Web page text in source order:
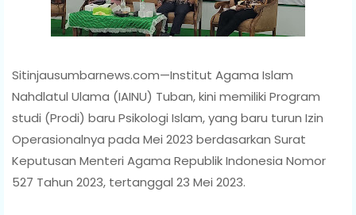
Sitinjausumbarnews.com—Institut Agama Islam
Nahdlatul Ulama (IAINU) Tuban, kini memiliki Program
studi (Prodi) baru Psikologi Islam, yang baru turun Izin
Operasionalnya pada Mei 2023 berdasarkan Surat
Keputusan Menteri Agama Republik Indonesia Nomor
527 Tahun 2023, tertanggal 23 Mei 2023.